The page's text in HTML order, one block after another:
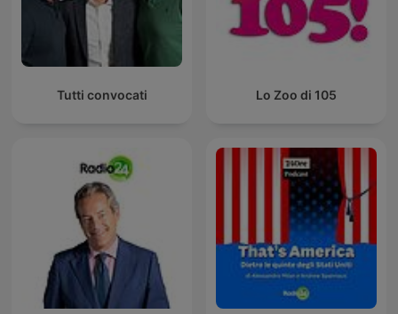
Tutti convocati Lo Zoo di 105